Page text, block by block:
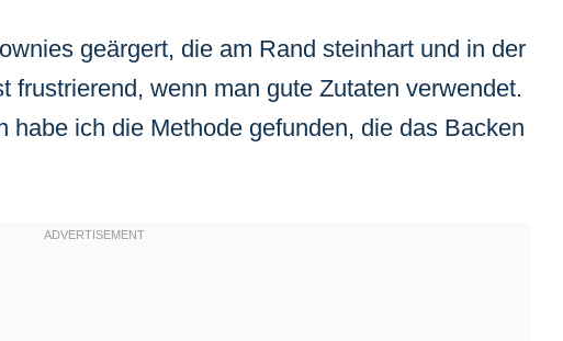
geärgert, die am Rand steinhart und in der
frustrierend, wenn man gute Zutaten verwendet.
habe ich die Methode gefunden, die das Backen